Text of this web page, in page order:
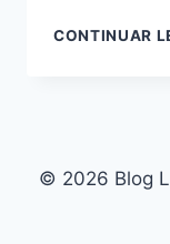
CONTINUAR
© 2026 Blog